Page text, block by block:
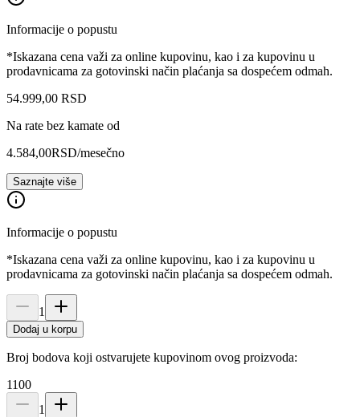
Informacije o popustu
*Iskazana cena važi za online kupovinu, kao i za kupovinu u
prodavnicama za gotovinski način plaćanja sa dospećem odmah.
54.999,00 RSD
Na rate bez kamate od
4.584,00RSD/mesečno
Saznajte više
Informacije o popustu
*Iskazana cena važi za online kupovinu, kao i za kupovinu u
prodavnicama za gotovinski način plaćanja sa dospećem odmah.
1
Dodaj u korpu
Broj bodova koji ostvarujete kupovinom ovog proizvoda:
1100
1